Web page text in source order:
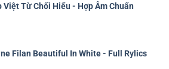
Việt Từ Chối Hiểu - Hợp Âm Chuẩn
Filan Beautiful In White - Full Rylics